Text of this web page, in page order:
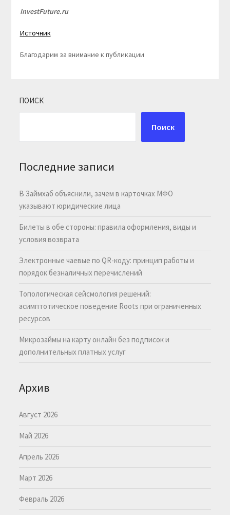
InvestFuture.ru
Источник
Благодарим за внимание к публикации
ПОИСК
Поиск
Последние записи
В Займхаб объяснили, зачем в карточках МФО
указывают юридические лица
Билеты в обе стороны: правила оформления, виды и
условия возврата
Электронные чаевые по QR-коду: принцип работы и
порядок безналичных перечислений
Топологическая сейсмология решений:
асимптотическое поведение Roots при ограниченных
ресурсов
Микрозаймы на карту онлайн без подписок и
дополнительных платных услуг
Архив
Август 2026
Май 2026
Апрель 2026
Март 2026
Февраль 2026